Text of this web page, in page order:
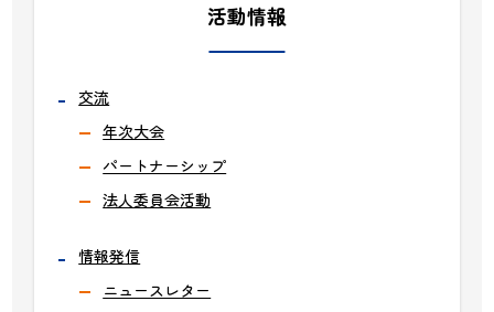
活動情報
交流
年次大会
パートナーシップ
法人委員会活動
情報発信
ニュースレター